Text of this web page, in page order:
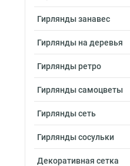
Гирлянды занавес
Гирлянды на деревья
Гирлянды ретро
Гирлянды самоцветы
Гирлянды сеть
Гирлянды сосульки
Декоративная сетка